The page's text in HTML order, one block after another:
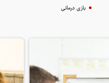
بازی درمانی